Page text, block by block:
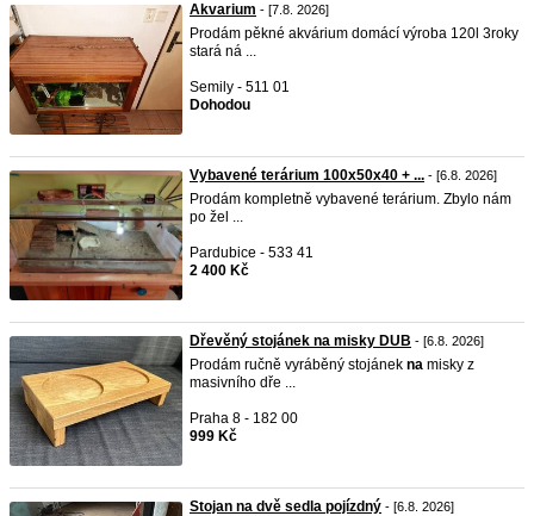
Akvarium - [7.8. 2026]
Prodám pěkné akvárium domácí výroba 120l 3roky
stará ná ...
Semily - 511 01
Dohodou
Vybavené terárium 100x50x40 + ... - [6.8. 2026]
Prodám kompletně vybavené terárium. Zbylo nám
po žel ...
Pardubice - 533 41
2 400 Kč
Dřevěný stojánek na misky DUB - [6.8. 2026]
Prodám ručně vyráběný stojánek na misky z
masivního dře ...
Praha 8 - 182 00
999 Kč
Stojan na dvě sedla pojízdný - [6.8. 2026]